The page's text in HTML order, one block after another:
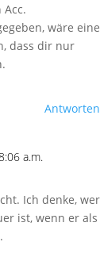
wäre eine
dass dir nur
Antworten
a.m.
Ich denke, wer
ist, wenn er als